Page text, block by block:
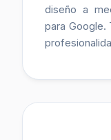
diseño a
para Google.